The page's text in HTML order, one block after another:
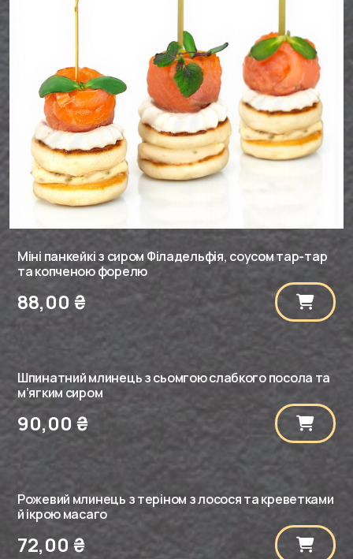
Міні панкейкі з сиром Філадельфія, соусом тар-тар
та копченою форелю
88,00 ₴
Шпинатний млинець з сьомгою слабкого посола та
м’ягким сиром
90,00 ₴
Рожевий млинець з теріном з лосося та креветками
й ікрою масаго
72,00 ₴